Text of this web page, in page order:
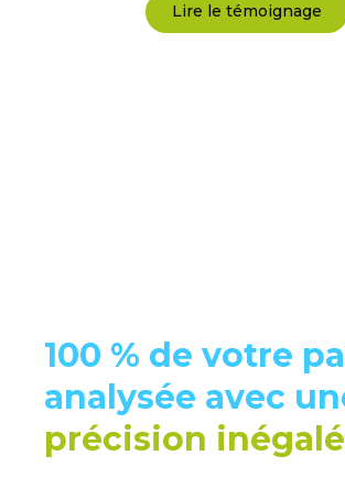
Lire le témoignage
100 % de votre
analysée avec
précision